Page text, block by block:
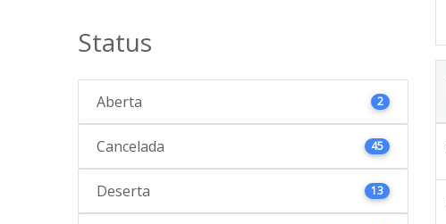
Status
Aberta 2
Cancelada 45
Deserta 13